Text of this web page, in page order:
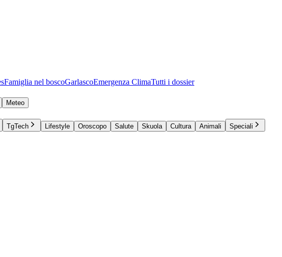
Famiglia nel boscoGarlascoEmergenza ClimaTutti i dossier
Meteo
TgTech Lifestyle Oroscopo Salute Skuola Cultura Animali
Speciali